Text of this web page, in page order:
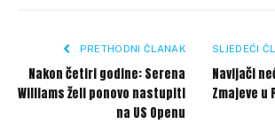
PRETHODNI ČLANAK
Nakon četiri godine: Serena
Williams želi ponovo nastupiti
na US Openu
SLJEDEĆI
Navijači
Zmajeve u